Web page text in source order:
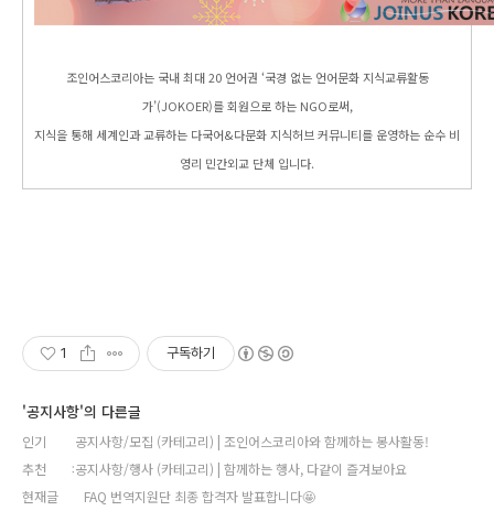
조인어스코리아는 국내 최대 20 언어권 ‘국경 없는 언어문화 지식교류활동
가’(JOKOER)를 회원으로 하는 NGO로써,
지식을 통해 세계인과 교류하는 다국어&다문화 지식허브 커뮤니티를 운영하는 순수 비
영리 민간외교 단체 입니다.
1 구독하기
'공지사항'의 다른글
인기
공지사항/모집 (카테고리) | 조인어스코리아와 함께하는 봉사활동!
추천
공지사항/행사 (카테고리) | 함께하는 행사, 다같이 즐겨보아요
현재글
FAQ 번역지원단 최종 합격자 발표합니다🤩